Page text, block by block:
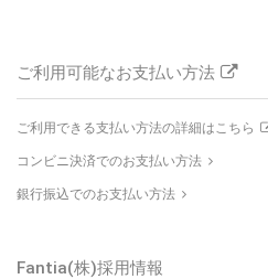
ご利用可能なお支払い方法
ご利用できる支払い方法の詳細はこちら
コンビニ決済でのお支払い方法
銀行振込でのお支払い方法
Fantia(株)採用情報